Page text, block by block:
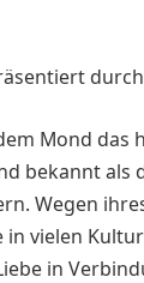
Mond das
bekannt als
Wegen
in vielen
in